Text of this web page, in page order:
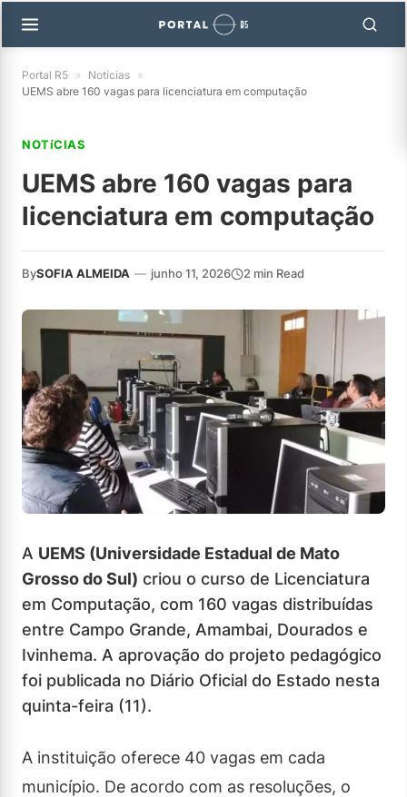
Portal R5 » Notícias »
UEMS abre 160 vagas para licenciatura em computação
NOTíCIAS
UEMS abre 160 vagas para
licenciatura em computação
BySOFIA ALMEIDA — junho 11, 2026 2 min Read
A UEMS (Universidade Estadual de Mato
Grosso do Sul) criou o curso de Licenciatura
em Computação, com 160 vagas distribuídas
entre Campo Grande, Amambai, Dourados e
Ivinhema. A aprovação do projeto pedagógico
foi publicada no Diário Oficial do Estado nesta
quinta-feira (11).
A instituição oferece 40 vagas em cada
município. De acordo com as resoluções, o